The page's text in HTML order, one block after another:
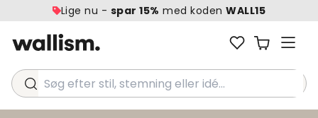
Lige nu - spar 15% med kodenWALL15
Søg efter stil, stemning eller idé...